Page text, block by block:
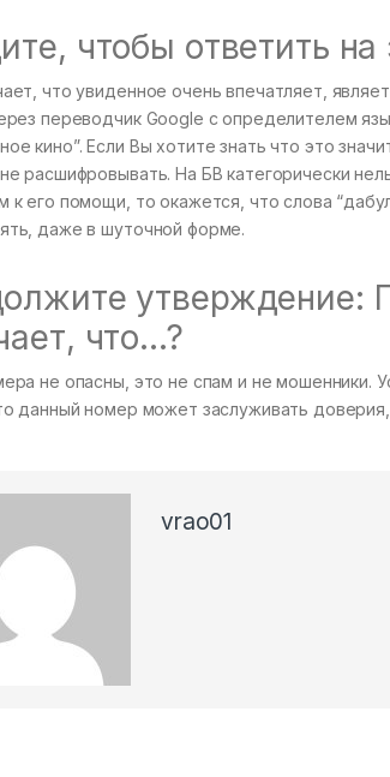
чтобы ответить на
что увиденное очень впечатляет,
переводчик Google с определителем
кино”. Если Вы хотите знать что это
расшифровывать. На БВ категорически
к его помощи, то окажется, что слова
даже в шуточной форме.
утверждение:
что…?
не опасны, это не спам и не мошенники.
данный номер может заслуживать
vrao01